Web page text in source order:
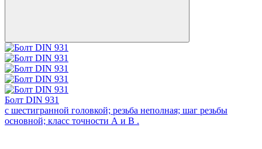
Болт DIN 931
с шестигранной головкой; резьба неполная; шаг резьбы
основной; класс точности А и В .